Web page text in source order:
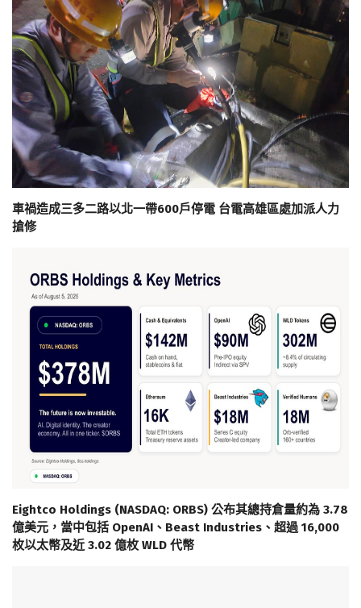
車禍造成三多二路以北一帶600戶停電 台電高雄區處加派人力
搶修
Eightco Holdings (NASDAQ: ORBS) 公布其總持倉量約為 3.78
億美元，當中包括 OpenAI、Beast Industries、超過 16,000
枚以太幣及近 3.02 億枚 WLD 代幣